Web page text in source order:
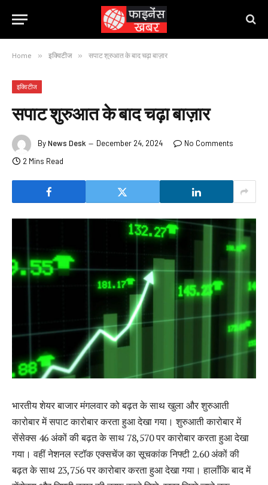
Home » इक्विटीज » सपाट शुरुआत के बाद चढ़ा बाज़ार
इक्विटीज
सपाट शुरुआत के बाद चढ़ा बाज़ार
ByNews Desk December 24, 2024
No Comments
2 Mins Read
भारतीय शेयर बाजार मंगलवार को बढ़त के साथ खुला और शुरुआती
कारोबार में सपाट कारोबार करता हुआ देखा गया। शुरुआती कारोबार में
सेंसेक्स 46 अंकों की बढ़त के साथ 78,570 पर कारोबार करता हुआ देखा
गया। वहीं नेशनल स्टॉक एक्सचेंज का सूचकांक निफ्टी 2.60 अंकों की
बढ़त के साथ 23,756 पर कारोबार करता हुआ देखा गया। हालाँकि बाद में